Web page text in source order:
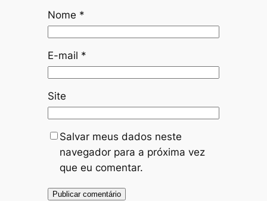
Nome *
E-mail *
Site
Salvar meus dados neste
navegador para a próxima vez
que eu comentar.